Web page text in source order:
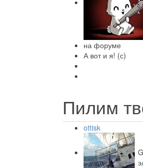
на форуме
А вот и я! (с)
Пилим
ottisk